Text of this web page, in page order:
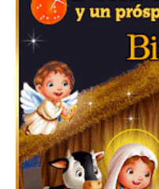
Feliz Navidad y